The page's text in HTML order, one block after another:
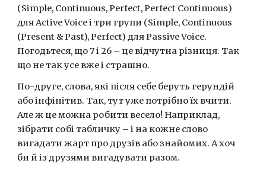
(Simple, Continuous, Perfect, Perfect Continuous)
для Active Voice і три групи (Simple, Continuous
(Present & Past), Perfect) для Passive Voice.
Погодьтеся, що 7 і 26 – це відчутна різниця. Так
що не так усе вже і страшно.
По-друге, слова, які після себе беруть герундій
або інфінітив. Так, тут уже потрібно їх вчити.
Але ж це можна робити весело! Наприклад,
зібрати собі табличку – і на кожне слово
вигадати жарт про друзів або знайомих. А хоч
би й із друзями вигадувати разом.